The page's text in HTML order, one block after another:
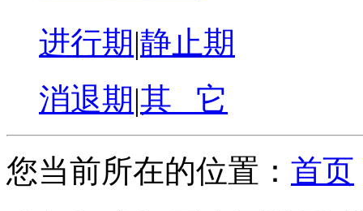
进行期|静止期
消退期|其 它
您当前所在的位置： 首页